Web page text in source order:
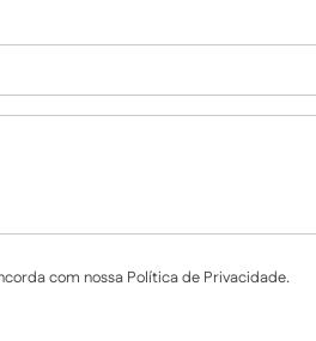
com nossa Política de Privacidade.